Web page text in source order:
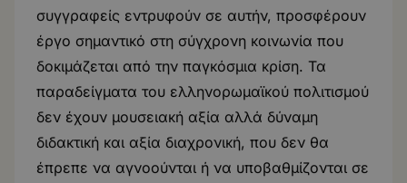
συγγραφείς εντρυφούν σε αυτήν, προσφέρουν
έργο σημαντικό στη σύγχρονη κοινωνία που
δοκιμάζεται από την παγκόσμια κρίση. Τα
παραδείγματα του ελληνορωμαϊκού πολιτισμού
δεν έχουν μουσειακή αξία αλλά δύναμη
διδακτική και αξία διαχρονική, που δεν θα
έπρεπε να αγνοούνται ή να υποβαθμίζονται σε